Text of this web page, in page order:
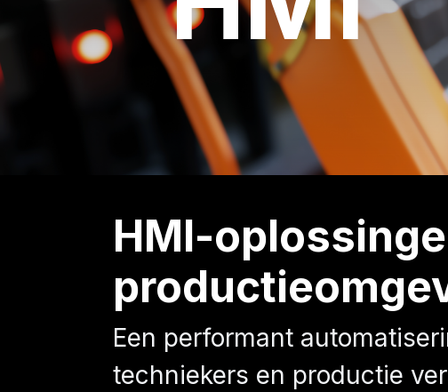
HMI-
Een performant
techniekers en productie